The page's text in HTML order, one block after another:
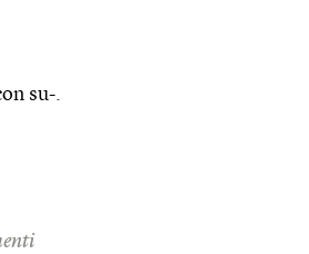
su-.